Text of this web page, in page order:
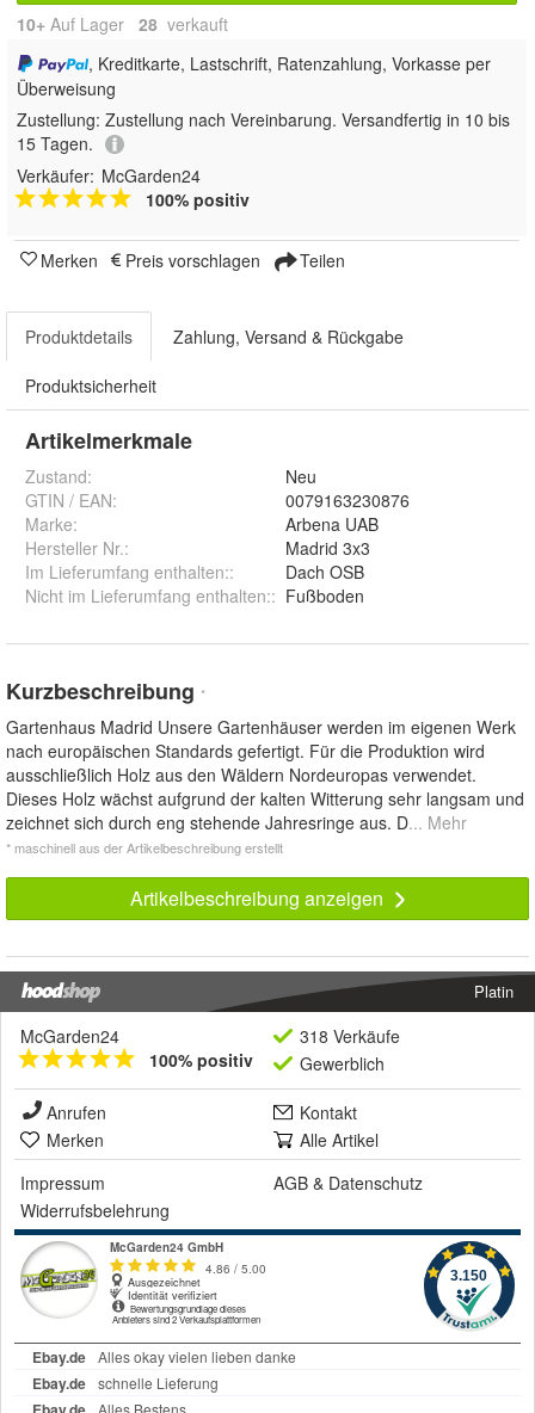
10+ Auf Lager 28 verkauft
, Kreditkarte, Lastschrift, Ratenzahlung, Vorkasse per
Überweisung
Zustellung: Zustellung nach Vereinbarung. Versandfertig in 10 bis
15 Tagen.
Verkäufer: McGarden24
100% positiv
Merken Preis vorschlagen Teilen
Produktdetails Zahlung, Versand & Rückgabe
Produktsicherheit
Artikelmerkmale
Zustand:
Neu
GTIN / EAN:
0079163230876
Marke:
Arbena UAB
Hersteller Nr.:
Madrid 3x3
Im Lieferumfang enthalten::
Dach OSB
Nicht im Lieferumfang enthalten:: Fußboden
Kurzbeschreibung *
Gartenhaus Madrid Unsere Gartenhäuser werden im eigenen Werk
nach europäischen Standards gefertigt. Für die Produktion wird
ausschließlich Holz aus den Wäldern Nordeuropas verwendet.
Dieses Holz wächst aufgrund der kalten Witterung sehr langsam und
zeichnet sich durch eng stehende Jahresringe aus. D... Mehr
* maschinell aus der Artikelbeschreibung erstellt
Artikelbeschreibung anzeigen
Platin
McGarden24
100% positiv
318 Verkäufe
Gewerblich
Anrufen
Kontakt
Merken
Alle Artikel
Impressum
AGB & Datenschutz
Widerrufsbelehrung